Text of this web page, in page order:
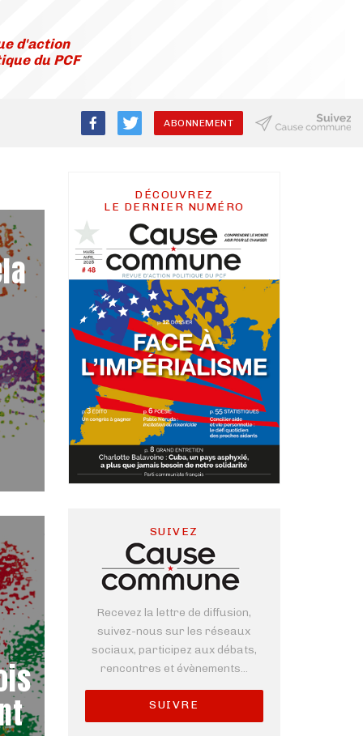
d'action
du PCF
ABONNEMENT
DÉCOUVREZ
LE DERNIER NUMÉRO
SUIVEZ
Recevez la lettre de diffusion,
suivez-nous sur les réseaux
sociaux, participez aux débats,
rencontres et évènements...
SUIVRE